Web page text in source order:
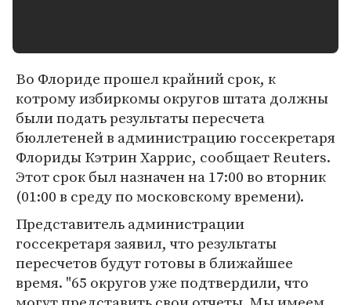
Во Флориде прошел крайний срок, к
котрому избиркомы округов штата должны
были подать результаты пересчета
бюллетеней в администрацию госсекретаря
Флориды Кэтрин Харрис, сообщает Reuters.
Этот срок был назначен на 17:00 во вторник
(01:00 в среду по московскому времени).
Представитель администрации
госсекретаря заявил, что результаты
пересчетов будут готовы в ближайшее
время. "65 округов уже подтвердили, что